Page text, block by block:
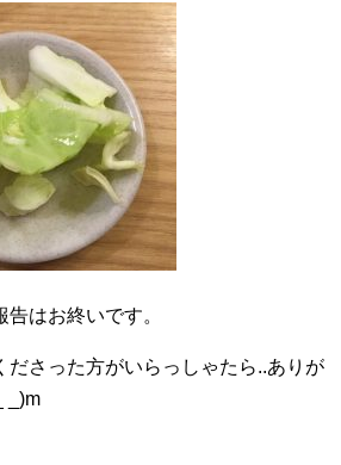
はお終いです。
ださった方がいらっしゃたら..ありが
_)m